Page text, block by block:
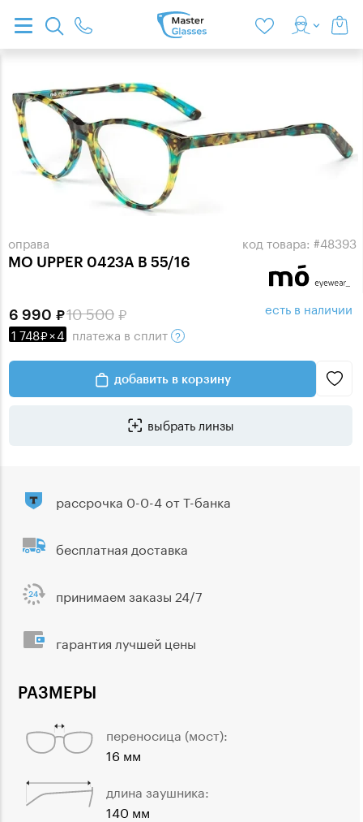
оправа
MO UPPER 0423A B 55/16
код товара: #48393
10 500
6 990
1 748 ×4 платежа в сплит
есть в наличии
добавить в корзину
выбрать линзы
РАЗМЕРЫ
переносица (мост):
16 мм
длина заушника:
140 мм
рассрочка 0-0-4 от Т-банка
бесплатная доставка
принимаем заказы 24/7
гарантия лучшей цены